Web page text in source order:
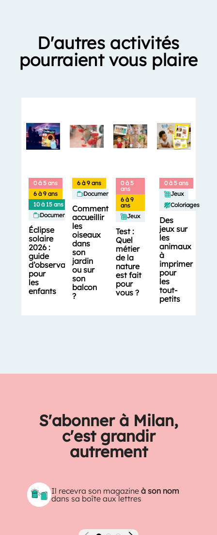
D'autres activités
pourraient vous plaire
0 à 5 ans
6 à 9 ans
10 à 15 ans
Documentaires
Éclipse
solaire
2026 :
guide
d’observation
pour
les
enfants
6 à 9 ans
Documentaires
Comment
accueillir
les
oiseaux
dans
son
jardin
ou sur
son
balcon
?
0 à 5
ans
6 à 9
ans
Jeux
Test :
Quel
métier
de la
nature
est fait
pour
vous ?
0 à 5 ans
Jeux
Coloriages
Des
jeux sur
les
animaux
à
imprimer
pour
les
tout-
petits
S'abonner à Milan,
c'est grandir
autrement
Il recevra son magazineà son nom
dans sa boîte aux lettres